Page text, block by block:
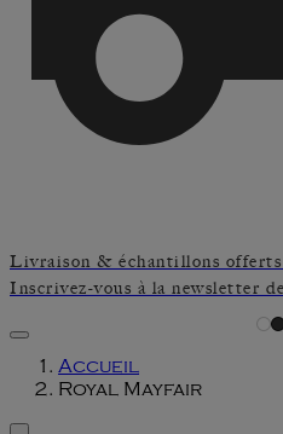
Livraison & échantillons offerts
Inscrivez-vous à la newsletter
Accueil
Royal Mayfair